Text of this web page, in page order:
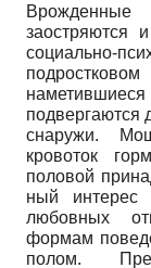
заостряются
социально-
подвергаются
снаружи.
кровоток
половой
ный интерес
любовных
формам
полом.